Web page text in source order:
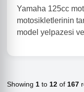
Yamaha 125cc
motosikletlerinin
model yelpazesi
Showing 1 to 12 of 167